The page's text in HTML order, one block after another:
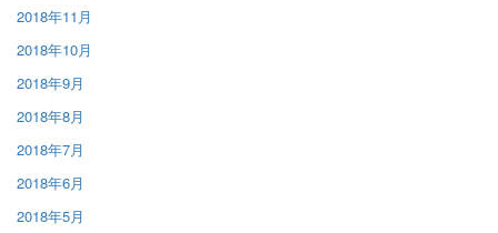
2018年11月
2018年10月
2018年9月
2018年8月
2018年7月
2018年6月
2018年5月